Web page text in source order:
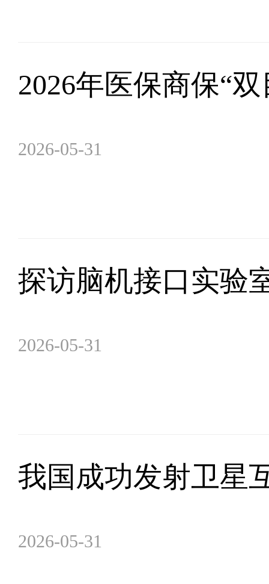
2026年医保商保“
2026-05-31
探访脑机接口实验
2026-05-31
我国成功发射卫星
2026-05-31